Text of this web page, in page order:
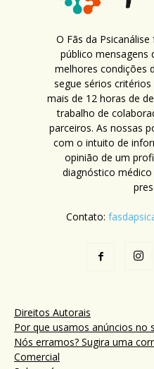
O Fãs da
público mensagens
melhores condições
segue sérios
mais de 12 horas de
trabalho de
parceiros. As nossas
com o intuito de
opinião de um
diagnóstico
Contato:
Direitos Autorais
Por que usamos anúncios no
Nós erramos? Sugira uma
Comercial